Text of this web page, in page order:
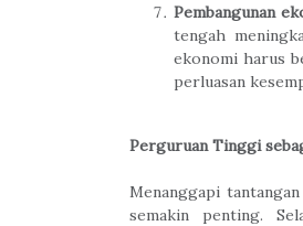
Pembangunan
tengah
ekonomi harus
perluasan
Perguruan Tinggi
Menanggapi
semakin penting.